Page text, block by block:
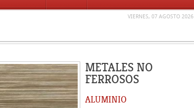
VIERNES, 07 AGOSTO 2026
METALES NO
FERROSOS
ALUMINIO